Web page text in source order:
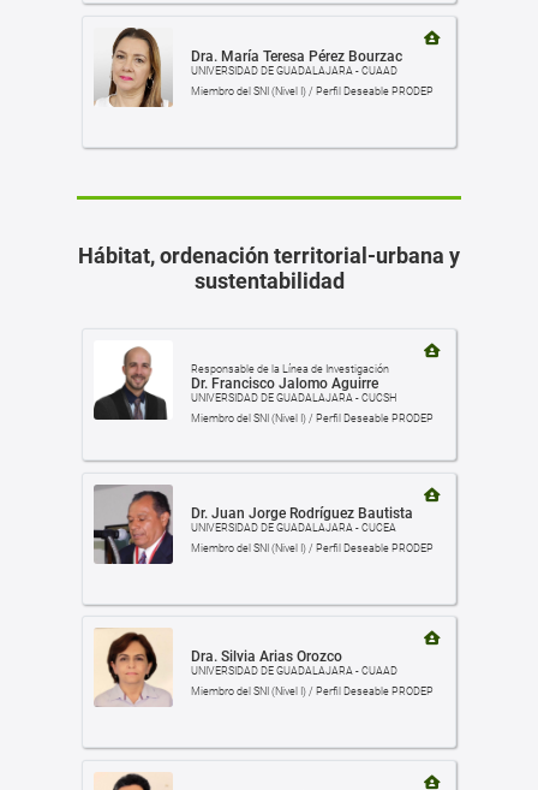
Dra. María Teresa Pérez Bourzac
UNIVERSIDAD DE GUADALAJARA - CUAAD
Miembro del SNI (Nivel I) / Perfil Deseable PRODEP
Hábitat, ordenación territorial-urbana y
sustentabilidad
Responsable de la Línea de Investigación
Dr. Francisco Jalomo Aguirre
UNIVERSIDAD DE GUADALAJARA - CUCSH
Miembro del SNI (Nivel I) / Perfil Deseable PRODEP
Dr. Juan Jorge Rodríguez Bautista
UNIVERSIDAD DE GUADALAJARA - CUCEA
Miembro del SNI (Nivel I) / Perfil Deseable PRODEP
Dra. Silvia Arias Orozco
UNIVERSIDAD DE GUADALAJARA - CUAAD
Miembro del SNI (Nivel I) / Perfil Deseable PRODEP